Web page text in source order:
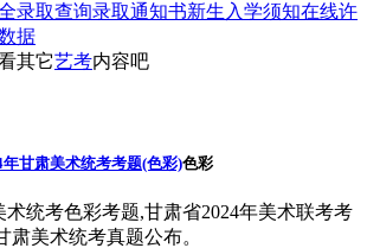
录取查询录取通知书新生入学须知在线许
据
其它艺考内容吧
年甘肃美术统考考题(色彩)色彩
术统考色彩考题,甘肃省2024年美术联考考
肃美术统考真题公布。